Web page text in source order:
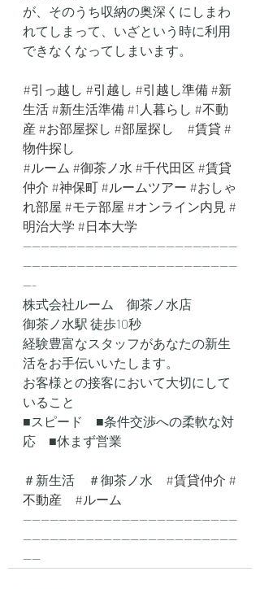
が、そのうち収納の奥深くにしまわ
れてしまって、いざという時に利用
できなくなってしまいます。
#引っ越し #引越し #引越し準備 #新
生活 #新生活準備 #1人暮らし #不動
産 #お部屋探し #部屋探し #賃貸 #
物件探し
#ルーム #御茶ノ水 #千代田区 #賃貸
仲介 #神保町 #ルームツアー #おしゃ
れ部屋 #モテ部屋 #オンライン内見 #
明治大学 #日本大学
------------------------------------------------
------------------------------------------------
---
株式会社ルーム　御茶ノ水店
御茶ノ水駅 徒歩10秒
経験豊富なスタッフがあなたの新生
活をお手伝いいたします。
お客様との接客において大切にして
いること
■スピード　■条件交渉への柔軟な対
応　■休まず営業
＃新生活　＃御茶ノ水 #賃貸仲介 #
不動産
#ルーム
------------------------------------------------
------------------------------------------------
----